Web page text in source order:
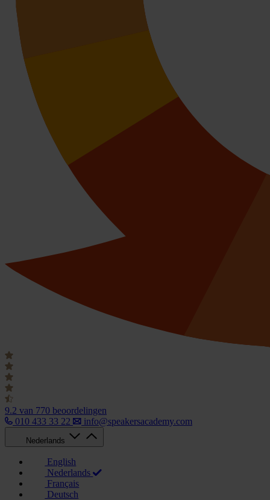
9.2 van 770 beoordelingen
010 433 33 22
info@speakersacademy.com
Nederlands
English
Nederlands
Français
Deutsch